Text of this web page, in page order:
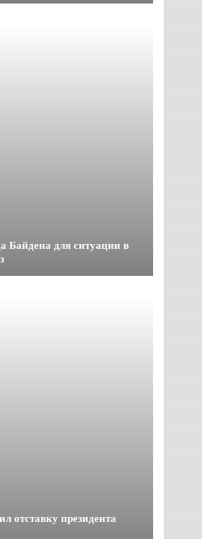
Байдена для ситуации в
отставку президента